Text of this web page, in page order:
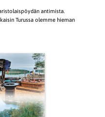
antimista.
Turussa olemme hieman